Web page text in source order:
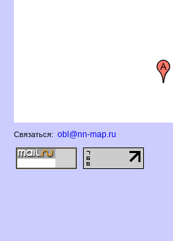
Связаться: obl@nn-map.ru